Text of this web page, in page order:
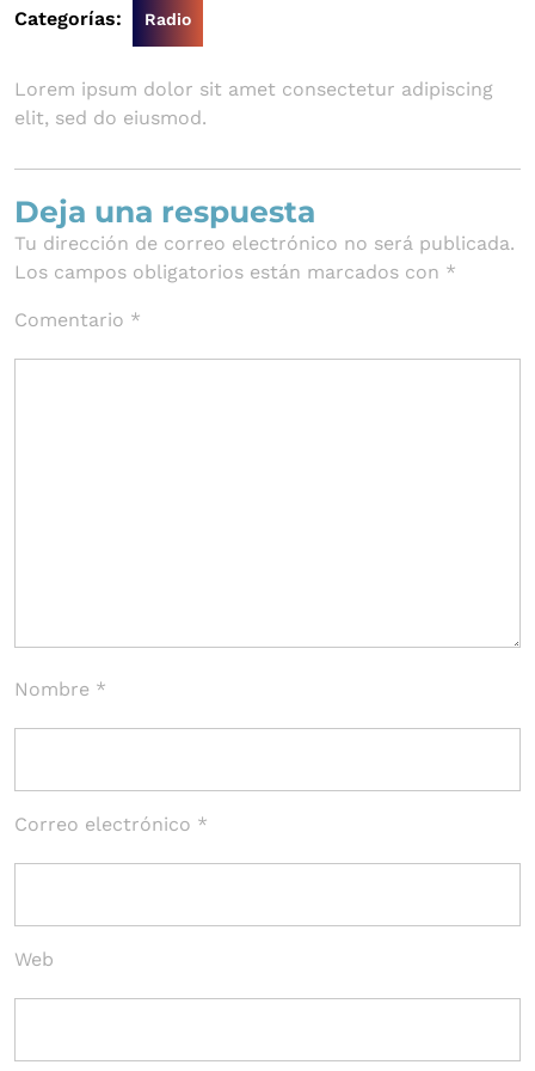
Categorías: Radio
Lorem ipsum dolor sit amet consectetur adipiscing
elit, sed do eiusmod.
Deja una respuesta
Tu dirección de correo electrónico no será publicada.
Los campos obligatorios están marcados con *
Comentario *
Nombre *
Correo electrónico *
Web